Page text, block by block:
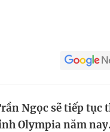
Tuyển sinh
Ngọc sẽ tiếp tục
Olympia năm nay.